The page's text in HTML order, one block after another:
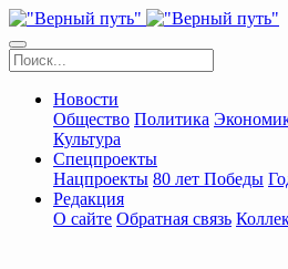
Новости
Общество Политика
Культура
Спецпроекты
Нацпроекты 80 лет Победы
Редакция
О сайте Обратная связь